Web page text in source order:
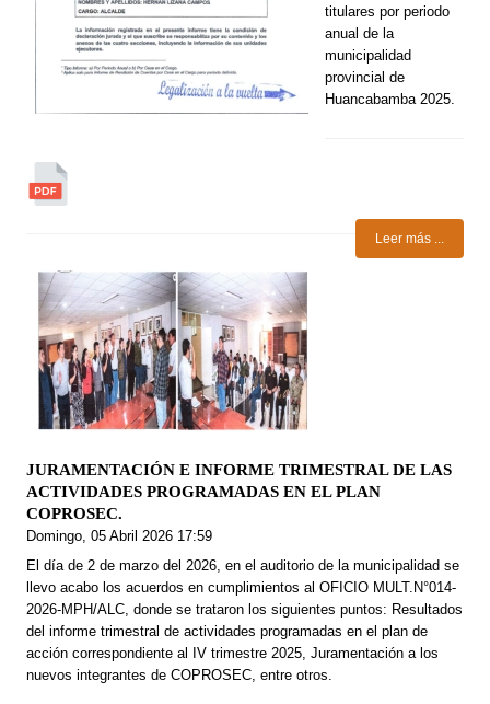
titulares por periodo
anual de la
municipalidad
provincial de
Huancabamba 2025.
Leer más ...
JURAMENTACIÓN E INFORME TRIMESTRAL DE LAS
ACTIVIDADES PROGRAMADAS EN EL PLAN
COPROSEC.
Domingo, 05 Abril 2026 17:59
El día de 2 de marzo del 2026, en el auditorio de la municipalidad se
llevo acabo los acuerdos en cumplimientos al OFICIO MULT.N°014-
2026-MPH/ALC, donde se trataron los siguientes puntos: Resultados
del informe trimestral de actividades programadas en el plan de
acción correspondiente al IV trimestre 2025, Juramentación a los
nuevos integrantes de COPROSEC, entre otros.